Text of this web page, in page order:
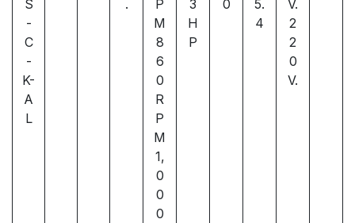
S
-
C
-
K-
A
L
.
P
M
8
6
0
R
P
M
1,
0
0
0
3
H
P
0
5.
4
V.
2
2
0
V.